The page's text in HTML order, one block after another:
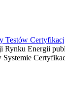
Testów
Rynku Energii
Systemie